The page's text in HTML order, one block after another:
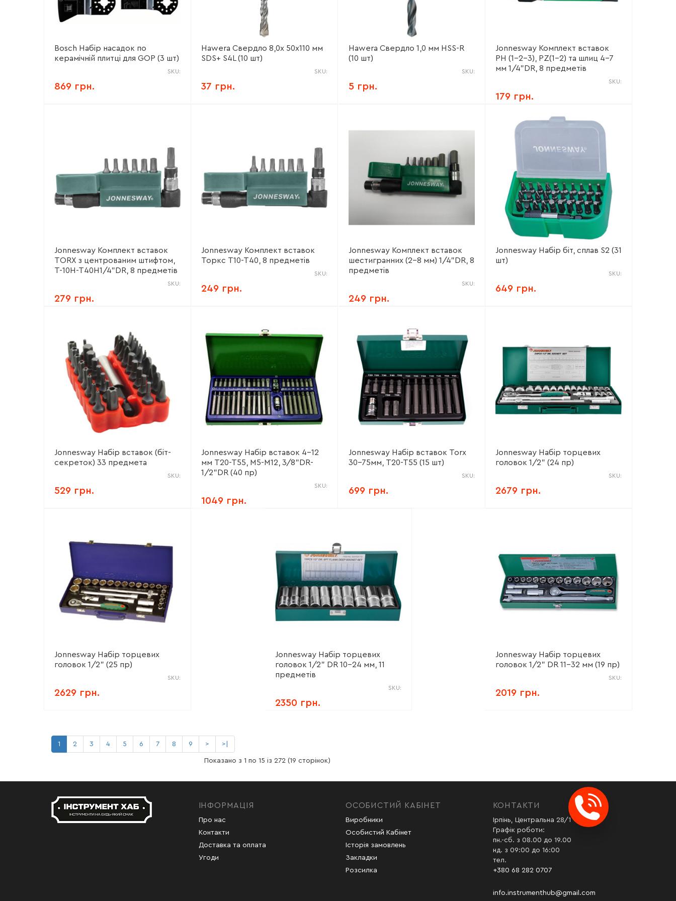
Bosch Набір насадок по
керамічній плитці для GOP (3 шт)
SKU:
869 грн.
Hawera Свердло 8,0х 50х110 мм
SDS+ S4L (10 шт)
SKU:
37 грн.
Hawera Свердло 1,0 мм HSS-R
(10 шт)
SKU:
5 грн.
Jonnesway Комплект вставок
PH (1-2-3), PZ(1-2) та шлиц 4-7
мм 1/4"DR, 8 предметів
SKU:
179 грн.
Jonnesway Комплект вставок
TORX з центрованим штифтом,
Т-10H-T40H1/4"DR, 8 предметів
SKU:
279 грн.
Jonnesway Комплект вставок
Торкс T10-T40, 8 предметів
SKU:
249 грн.
Jonnesway Комплект вставок
шестигранних (2-8 мм) 1/4"DR, 8
предметів
SKU:
249 грн.
Jonnesway Набір біт, сплав S2 (31
шт)
SKU:
649 грн.
Jonnesway Набір вставок (біт-
секреток) 33 предмета
SKU:
529 грн.
Jonnesway Набір вставок 4-12
мм Т20-Т55, М5-М12, 3/8"DR-
1/2"DR (40 пр)
SKU:
1049 грн.
Jonnesway Набір вставок Torx
30-75мм, Т20-Т55 (15 шт)
SKU:
699 грн.
Jonnesway Набір торцевих
головок 1/2" (24 пр)
SKU:
2679 грн.
Jonnesway Набір торцевих
головок 1/2" (25 пр)
SKU:
2629 грн.
Jonnesway Набір торцевих
головок 1/2" DR 10-24 мм, 11
предметів
SKU:
2350 грн.
Jonnesway Набір торцевих
головок 1/2" DR 11-32 мм (19 пр)
SKU:
2019 грн.
1 2 3 4 5 6 7 8 9 > >|
Показано з 1 по 15 із 272 (19 сторінок)
ІНФОРМАЦІЯ
Про нас
Контакти
Доставка та оплата
Угоди
ОСОБИСТИЙ КАБІНЕТ
Виробники
Особистий Кабінет
Історія замовлень
Закладки
Розсилка
КОНТАКТИ
Ірпінь, Центральна 28/1
Графік роботи:
пн.-сб. з 08.00 до 19.00
нд. з 09:00 до 16:00
тел.
+380 68 282 0707
info.instrumenthub@gmail.com